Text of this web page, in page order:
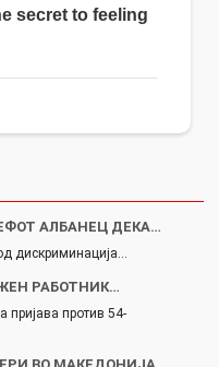
АЛБАНЕЦ ДЕКА…
дискриминација…
РАБОТНИК…
пријава против 54-